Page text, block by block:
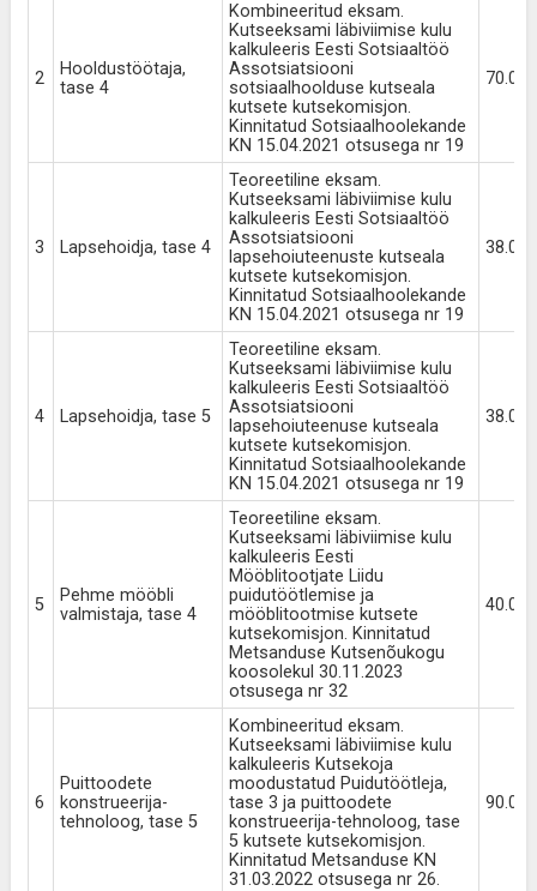
2
Hooldustöötaja,
tase 4
Kombineeritud eksam.
Kutseeksami läbiviimise kulu
kalkuleeris Eesti Sotsiaaltöö
Assotsiatsiooni
sotsiaalhoolduse kutseala
kutsete kutsekomisjon.
Kinnitatud Sotsiaalhoolekande
KN 15.04.2021 otsusega nr 19
70.00
3 Lapsehoidja, tase 4
Teoreetiline eksam.
Kutseeksami läbiviimise kulu
kalkuleeris Eesti Sotsiaaltöö
Assotsiatsiooni
lapsehoiuteenuste kutseala
kutsete kutsekomisjon.
Kinnitatud Sotsiaalhoolekande
KN 15.04.2021 otsusega nr 19
38.00
4 Lapsehoidja, tase 5
Teoreetiline eksam.
Kutseeksami läbiviimise kulu
kalkuleeris Eesti Sotsiaaltöö
Assotsiatsiooni
lapsehoiuteenuse kutseala
kutsete kutsekomisjon.
Kinnitatud Sotsiaalhoolekande
KN 15.04.2021 otsusega nr 19
38.00
5
Pehme mööbli
valmistaja, tase 4
Teoreetiline eksam.
Kutseeksami läbiviimise kulu
kalkuleeris Eesti
Mööblitootjate Liidu
puidutöötlemise ja
mööblitootmise kutsete
kutsekomisjon. Kinnitatud
Metsanduse Kutsenõukogu
koosolekul 30.11.2023
otsusega nr 32
40.00
6
Puittoodete
konstrueerija-
tehnoloog, tase 5
Kombineeritud eksam.
Kutseeksami läbiviimise kulu
kalkuleeris Kutsekoja
moodustatud Puidutöötleja,
tase 3 ja puittoodete
konstrueerija-tehnoloog, tase
5 kutsete kutsekomisjon.
Kinnitatud Metsanduse KN
31.03.2022 otsusega nr 26.
90.00